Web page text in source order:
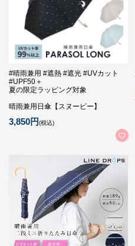
#晴雨兼用 #遮熱 #遮光 #UVカット
#UPF50＋
夏の限定ラッピング対象
晴雨兼用日傘【スヌーピー】
3,850円(税込)